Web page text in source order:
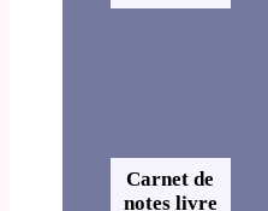
Carnet de
notes livre